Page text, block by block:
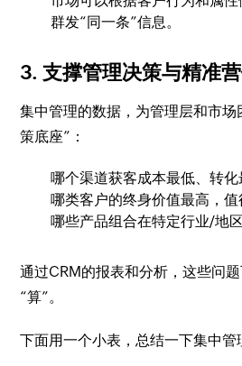
群发“同一条”信息。
3. 支撑管理决策与精准
集中管理的数据，为管理层和市
策底座”：
哪个渠道获客成本最低、转化
哪类客户的终身价值最高，值
哪些产品组合在特定行业/地
通过CRM的报表和分析，这些问
“算”。
下面用一个小表，总结一下集中管